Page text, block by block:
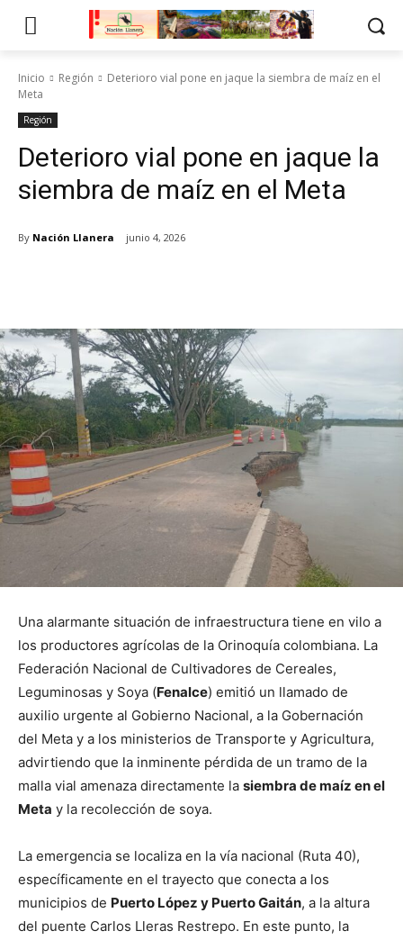
Inicio Región
Deterioro vial pone en jaque la siembra de maíz en el
Meta
Región
Deterioro vial pone en jaque la
siembra de maíz en el Meta
By Nación Llanera junio 4, 2026
Una alarmante situación de infraestructura tiene en vilo a
los productores agrícolas de la Orinoquía colombiana. La
Federación Nacional de Cultivadores de Cereales,
Leguminosas y Soya (Fenalce) emitió un llamado de
auxilio urgente al Gobierno Nacional, a la Gobernación
del Meta y a los ministerios de Transporte y Agricultura,
advirtiendo que la inminente pérdida de un tramo de la
malla vial amenaza directamente la siembra de maíz en el
Meta y la recolección de soya.
La emergencia se localiza en la vía nacional (Ruta 40),
específicamente en el trayecto que conecta a los
municipios de Puerto López y Puerto Gaitán, a la altura
del puente Carlos Lleras Restrepo. En este punto, la